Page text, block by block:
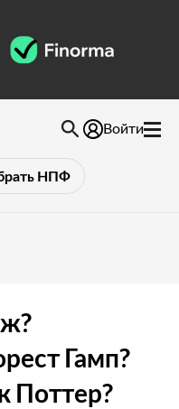
НПФ
Войти
Гамп?
Поттер?